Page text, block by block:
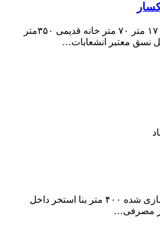
مساحت کل زمین۱۷۰۰ متر ۷۰ متر خانه قدیمی ۳۵۰متر
نسق معتبر انشعابات…
۸۰۰ متر ویلاباغ بازسازی شده ۴۰۰ متر بنا استخر داخل
مصرفی…